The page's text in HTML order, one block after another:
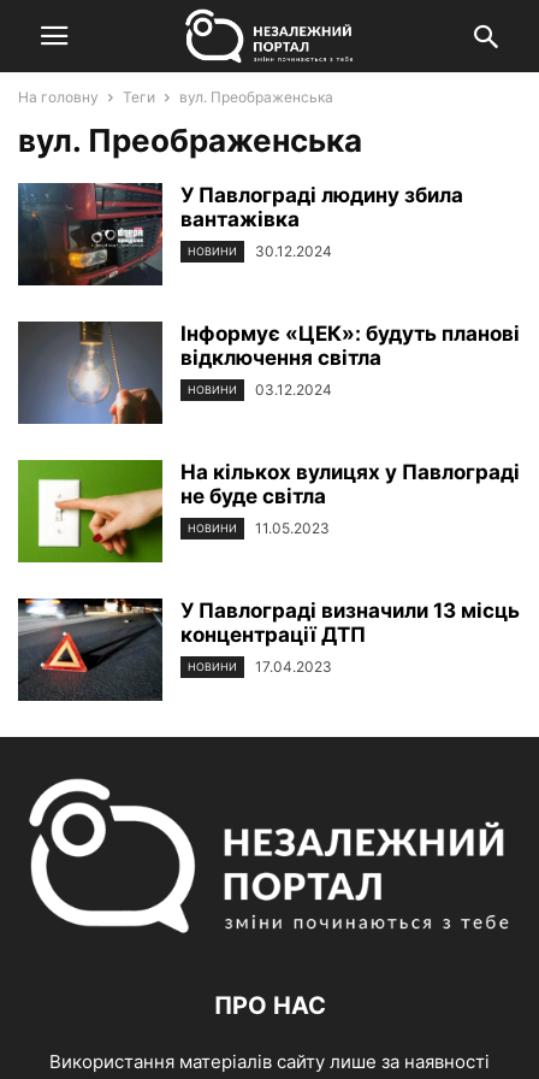
На головну Теги вул. Преображенська
вул. Преображенська
У Павлограді людину збила
вантажівка
НОВИНИ 30.12.2024
Інформує «ЦЕК»: будуть планові
відключення світла
НОВИНИ 03.12.2024
На кількох вулицях у Павлограді
не буде світла
НОВИНИ 11.05.2023
У Павлограді визначили 13 місць
концентрації ДТП
НОВИНИ 17.04.2023
ПРО НАС
Використання матеріалів сайту лише за наявності